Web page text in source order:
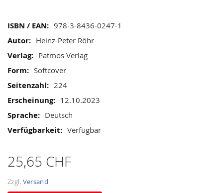
Mehr
Informationen
978-3-8436-0247-1
Heinz-Peter Röhr
Patmos Verlag
Softcover
224
12.10.2023
Deutsch
Verfügbar
25,65 CHF
Zzgl. Versand